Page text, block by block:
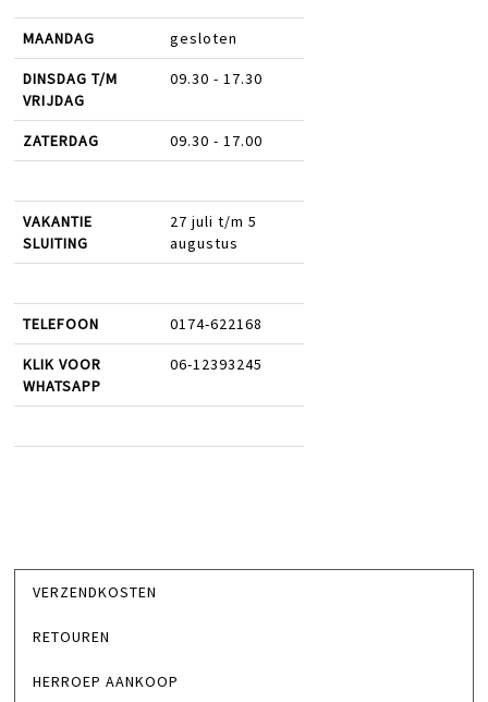
MAANDAG gesloten
DINSDAG T/M
VRIJDAG
09.30 - 17.30
ZATERDAG 09.30 - 17.00
VAKANTIE
SLUITING
27 juli t/m 5
augustus
TELEFOON 0174-622168
KLIK VOOR
WHATSAPP
06-12393245
VERZENDKOSTEN
RETOUREN
HERROEP AANKOOP